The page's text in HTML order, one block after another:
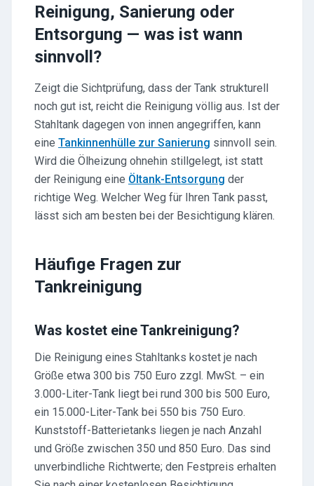
Reinigung, Sanierung oder
Entsorgung — was ist wann
sinnvoll?
Zeigt die Sichtprüfung, dass der Tank strukturell
noch gut ist, reicht die Reinigung völlig aus. Ist der
Stahltank dagegen von innen angegriffen, kann
eine Tankinnenhülle zur Sanierung sinnvoll sein.
Wird die Ölheizung ohnehin stillgelegt, ist statt
der Reinigung eine Öltank-Entsorgung der
richtige Weg. Welcher Weg für Ihren Tank passt,
lässt sich am besten bei der Besichtigung klären.
Häufige Fragen zur
Tankreinigung
Was kostet eine Tankreinigung?
Die Reinigung eines Stahltanks kostet je nach
Größe etwa 300 bis 750 Euro zzgl. MwSt. – ein
3.000-Liter-Tank liegt bei rund 300 bis 500 Euro,
ein 15.000-Liter-Tank bei 550 bis 750 Euro.
Kunststoff-Batterietanks liegen je nach Anzahl
und Größe zwischen 350 und 850 Euro. Das sind
unverbindliche Richtwerte; den Festpreis erhalten